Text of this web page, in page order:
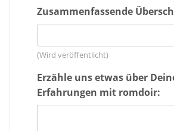
Zusammenfassende
(Wird veröffentlicht)
Erzähle uns etwas über
Erfahrungen mit romdoir: